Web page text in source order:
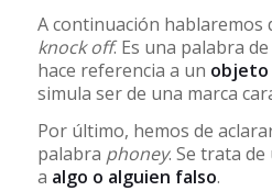
A continuación hablaremos
knock off. Es una palabra de
hace referencia a un objeto
simula ser de una marca
Por último, hemos de
palabra phoney. Se trata
a algo o alguien falso.